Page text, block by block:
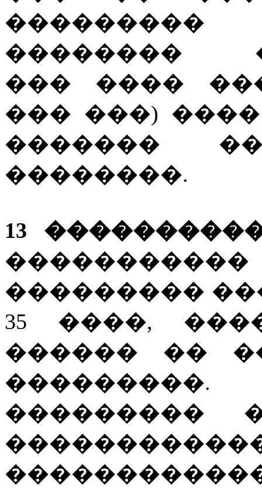
���������
��������
��� ����
��� ���)
�������
��������.
13
���������
35 ����,
������ ��
���������